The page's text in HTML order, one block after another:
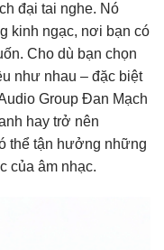
đại tai nghe. Nó
kinh ngạc, nơi bạn có
Cho dù bạn chọn
như nhau – đặc biệt
Group Đan Mạch
hay trở nên
thể tận hưởng những
của âm nhạc.